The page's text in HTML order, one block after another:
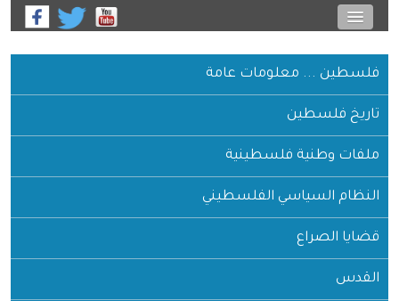
فلسطين ... معلومات عامة
تاريخ فلسطين
ملفات وطنية فلسطينية
النظام السياسي الفلسطيني
قضايا الصراع
القدس